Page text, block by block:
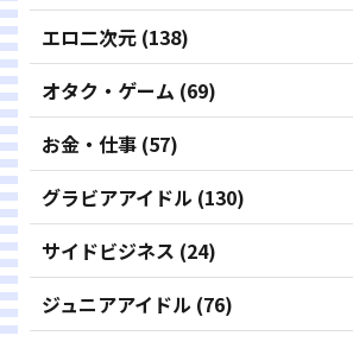
エロ二次元 (138)
オタク・ゲーム (69)
お金・仕事 (57)
グラビアアイドル (130)
サイドビジネス (24)
ジュニアアイドル (76)